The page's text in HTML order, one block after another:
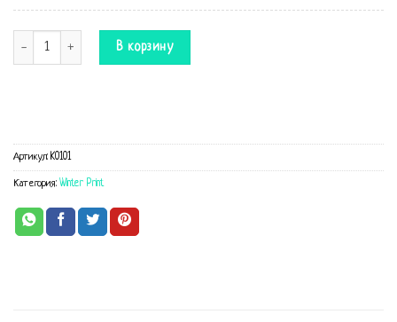
Количество Комбинезон Winter Print
В корзину
Артикул: K0101
Категория: Winter Print